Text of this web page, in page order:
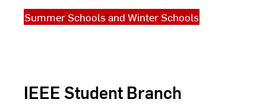
Summer Schools and Winter Schools
IEEE Student Branch